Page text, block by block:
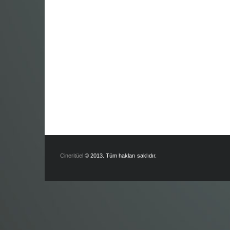
Cineritüel © 2013. Tüm hakları saklıdır.